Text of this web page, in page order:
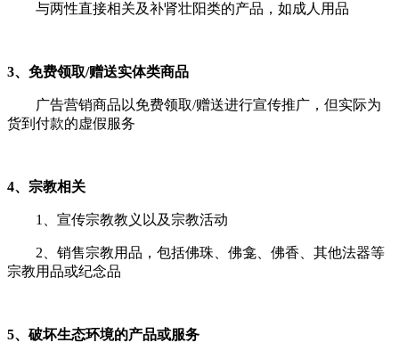
与两性直接相关及补肾壮阳类的产品，如成人用品
3、免费领取/赠送实体类商品
广告营销商品以免费领取/赠送进行宣传推广，但实际为
货到付款的虚假服务
4、宗教相关
1、宣传宗教教义以及宗教活动
2、销售宗教用品，包括佛珠、佛龛、佛香、其他法器等
宗教用品或纪念品
5、破坏生态环境的产品或服务